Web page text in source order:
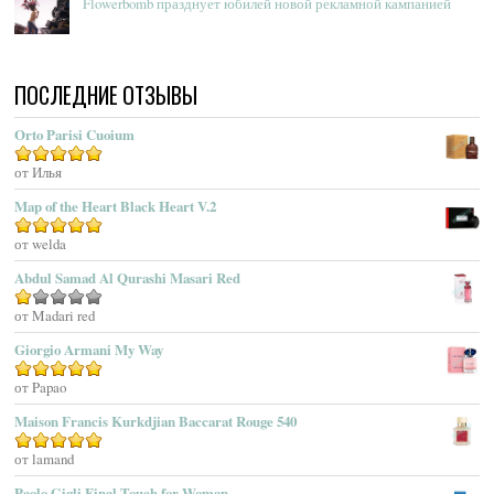
Acqua Di Monaco
Acqua Di Parma
Acqua Di Sardegna
Acqua Di Stresa
Adam Levine
Adamo Parfum
Adidas
Adolfo Dominguez
Adrienne Vittadini
Aedes De Venustas
Aerin Lauder
Aether
Affinessence
Afnan Perfumes
Agatha Ruiz De La Prada
Agatho Parfum
ПОСЛЕДНИЕ ОТЗЫВЫ
Orto Parisi Cuoium
Оценка
от Илья
Map of the Heart Black Heart V.2
Оценка5
от welda
Abdul Samad Al Qurashi Masari Red
Оценка
1
из
5
от Madari red
Giorgio Armani My Way
Оценка5
от Papao
Maison Francis Kurkdjian Baccarat Rouge 540
Оценка5из 5
от lamand